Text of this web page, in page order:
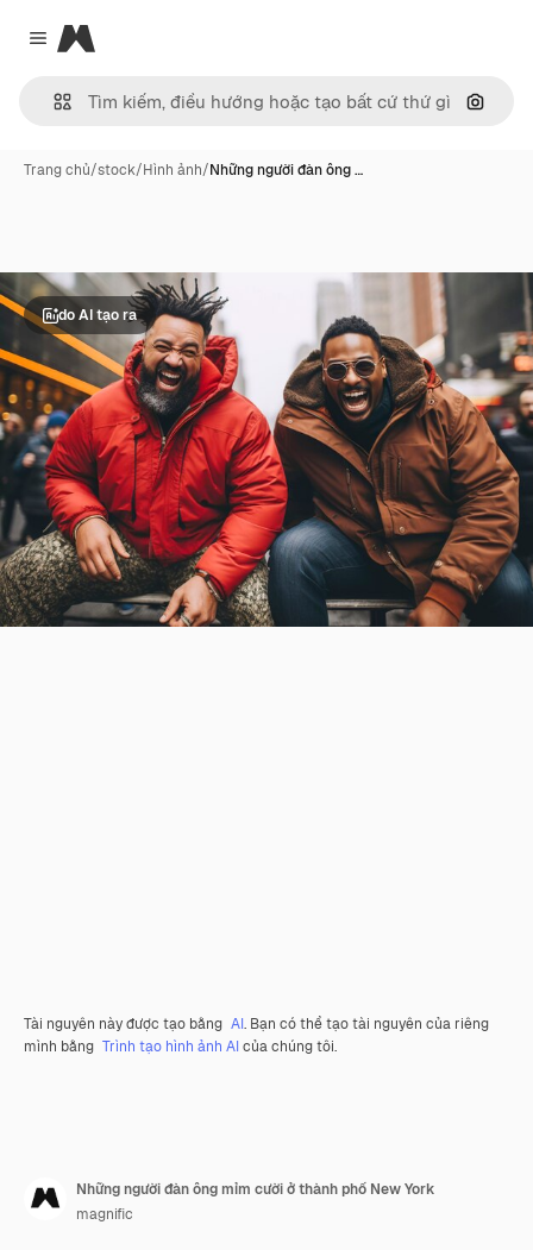
Close menu
Magnific
Tìm
Trang chủ/stock/Hình ảnh/Những người đàn ông …
do AI tạo ra
Tài nguyên này được tạo bằng AI. Bạn có thể tạo tài nguyên của riêng
mình bằng Trình tạo hình ảnh AIcủa chúng tôi.
Những người đàn ông mỉm cười ở thành phố New York
magnific